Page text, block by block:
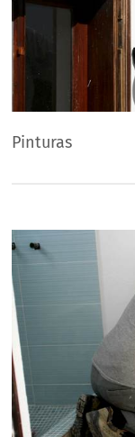
Pinturas